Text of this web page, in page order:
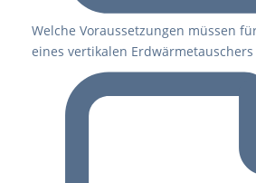
Welche Voraussetzungen müssen
eines vertikalen